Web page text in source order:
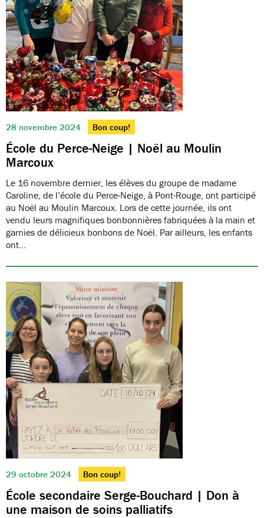
28 novembre 2024 Bon coup!
École du Perce-Neige | Noël au Moulin
Marcoux
Le 16 novembre dernier, les élèves du groupe de madame
Caroline, de l’école du Perce-Neige, à Pont-Rouge, ont participé
au Noël au Moulin Marcoux. Lors de cette journée, ils ont
vendu leurs magnifiques bonbonnières fabriquées à la main et
garnies de délicieux bonbons de Noël. Par ailleurs, les enfants
ont…
29 octobre 2024 Bon coup!
École secondaire Serge-Bouchard | Don à
une maison de soins palliatifs